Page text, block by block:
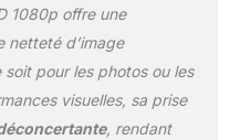
Diverses options
: offre une variété
de 19 pouces à
for répondre
besoins
et d'affichage,
1080p offre une
netteté d’image
pour les photos ou les
visuelles, sa prise
, rendant